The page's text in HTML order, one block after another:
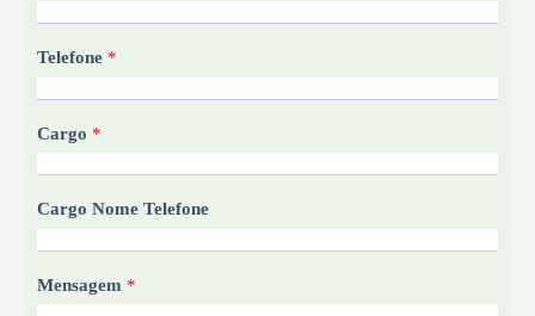
Telefone *
Cargo *
Cargo Nome Telefone
Mensagem *